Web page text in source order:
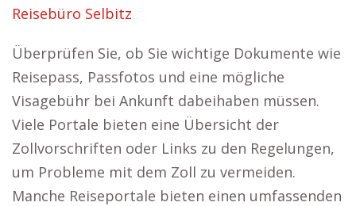
Reisebüro Selbitz
Überprüfen Sie, ob Sie wichtige Dokumente wie
Reisepass, Passfotos und eine mögliche
Visagebühr bei Ankunft dabeihaben müssen.
Viele Portale bieten eine Übersicht der
Zollvorschriften oder Links zu den Regelungen,
um Probleme mit dem Zoll zu vermeiden.
Manche Reiseportale bieten einen umfassenden